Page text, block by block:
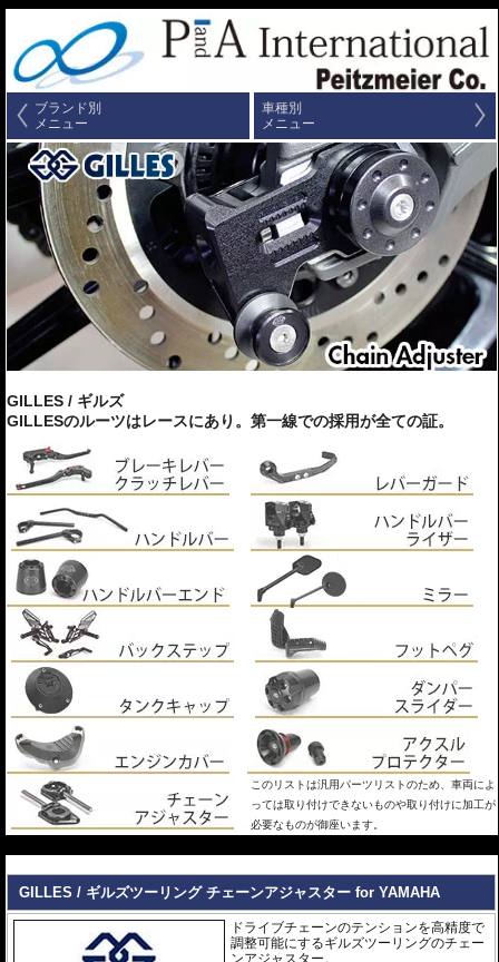
ブランド別
メニュー
車種別
メニュー
GILLES / ギルズ
GILLESのルーツはレースにあり。第一線での採用が全ての証。
このリストは汎用パーツリストのため、車両によ
っては取り付けできないものや取り付けに加工が
必要なものが御座います。
GILLES / ギルズツーリング チェーンアジャスター for YAMAHA
ドライブチェーンのテンションを高精度で
調整可能にするギルズツーリングのチェー
ンアジャスター。